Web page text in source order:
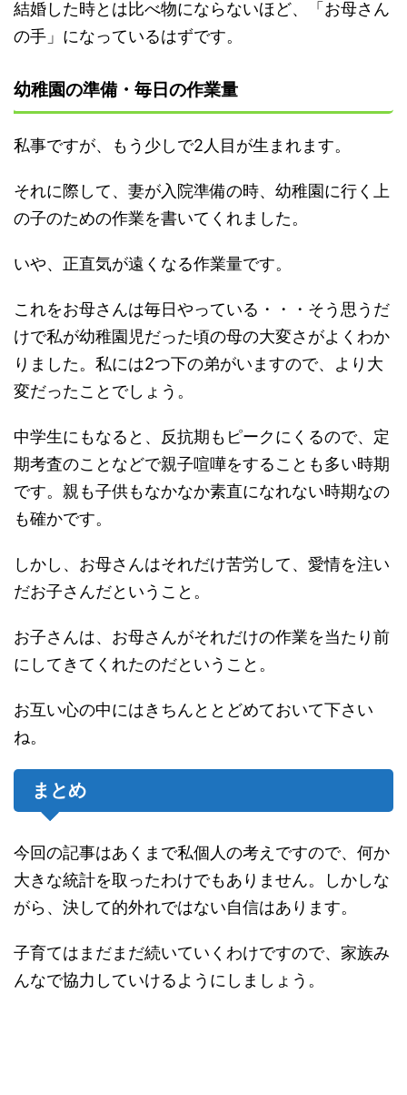
結婚した時とは比べ物にならないほど、「お母さん
の手」になっているはずです。
幼稚園の準備・毎日の作業量
私事ですが、もう少しで2人目が生まれます。
それに際して、妻が入院準備の時、幼稚園に行く上
の子のための作業を書いてくれました。
いや、正直気が遠くなる作業量です。
これをお母さんは毎日やっている・・・そう思うだ
けで私が幼稚園児だった頃の母の大変さがよくわか
りました。私には2つ下の弟がいますので、より大
変だったことでしょう。
中学生にもなると、反抗期もピークにくるので、定
期考査のことなどで親子喧嘩をすることも多い時期
です。親も子供もなかなか素直になれない時期なの
も確かです。
しかし、お母さんはそれだけ苦労して、愛情を注い
だお子さんだということ。
お子さんは、お母さんがそれだけの作業を当たり前
にしてきてくれたのだということ。
お互い心の中にはきちんととどめておいて下さい
ね。
まとめ
今回の記事はあくまで私個人の考えですので、何か
大きな統計を取ったわけでもありません。しかしな
がら、決して的外れではない自信はあります。
子育てはまだまだ続いていくわけですので、家族み
んなで協力していけるようにしましょう。